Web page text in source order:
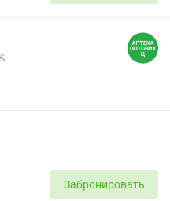
Забронировать